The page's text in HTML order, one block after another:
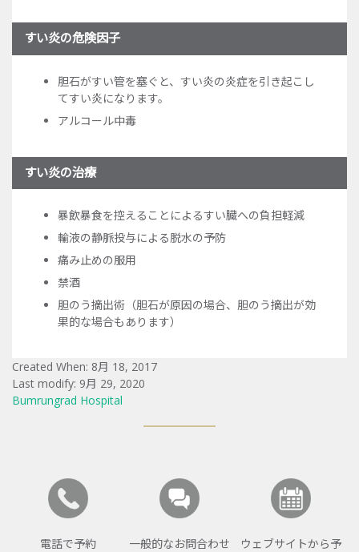
すい炎の危険因子
胆石がすい管を塞ぐと、すい炎の炎症を引き起こし
てすい炎になります。
アルコール中毒
すい炎の治療
暴飲暴食を控えることによるすい臓への負担軽減
輸液の静脈投与による脱水の予防
痛み止めの服用
禁酒
胆のう摘出術（胆石が原因の場合、胆のう摘出が効
果的な場合もあります）
Created When: 8月 18, 2017
Last modify: 9月 29, 2020
Bumrungrad Hospital
電話で予約 一般的なお問合わせ
ウェブサイトから予